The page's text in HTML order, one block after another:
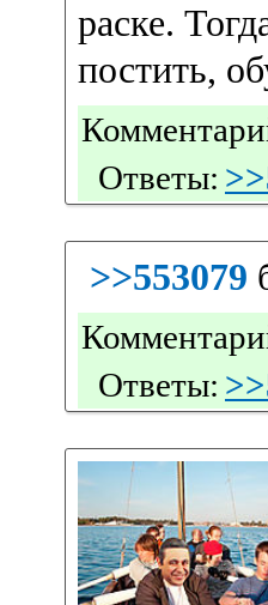
раске.
постить,
Ответы:
>>553079
Ответы: